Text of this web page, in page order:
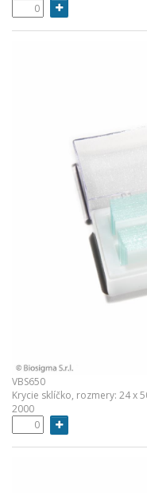
VBS650
Krycie sklíčko, rozmery: 24 x
2000